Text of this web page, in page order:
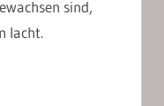
sind,
lacht.